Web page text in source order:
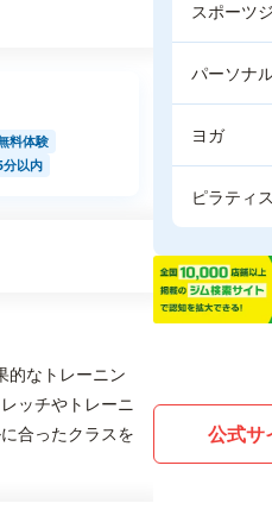
料体験
以内
的なトレーニン
ッチやトレーニ
合ったクラスを
スポーツ
パーソナ
ヨガ
ピラティス
公式サ